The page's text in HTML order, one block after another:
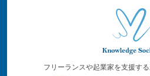
フリーランスや起業家を支援す